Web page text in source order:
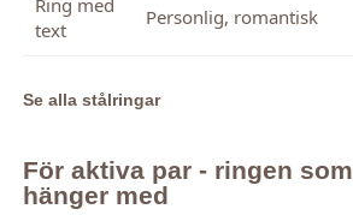
Ring med
text
Personlig, romantisk
Se alla stålringar
För aktiva par - ringen som
hänger med